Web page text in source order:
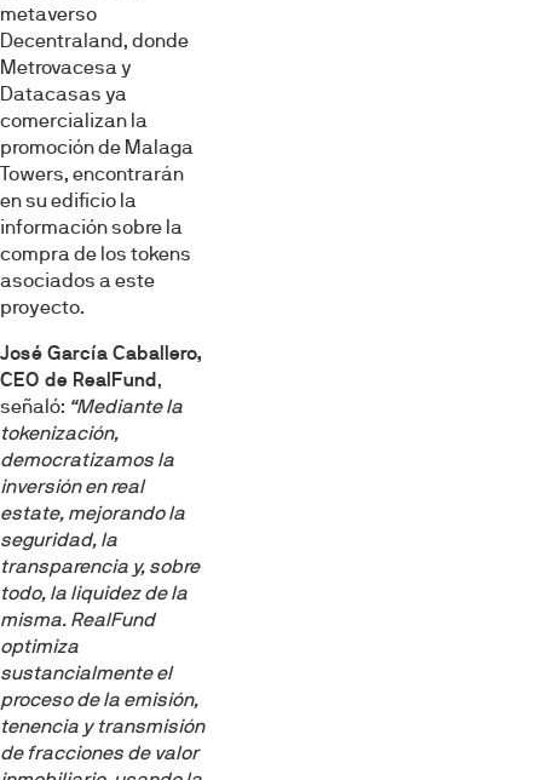
metaverso
Decentraland, donde
Metrovacesa y
Datacasas ya
comercializan la
promoción de Malaga
Towers, encontrarán
en su edificio la
información sobre la
compra de los tokens
asociados a este
proyecto.
José García Caballero,
CEO de RealFund,
señaló: “Mediante la
tokenización,
democratizamos la
inversión en real
estate, mejorando la
seguridad, la
transparencia y, sobre
todo, la liquidez de la
misma. RealFund
optimiza
sustancialmente el
proceso de la emisión,
tenencia y transmisión
de fracciones de valor